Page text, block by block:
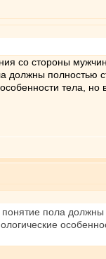
со стороны
должны полностью
тела, но
пола должны